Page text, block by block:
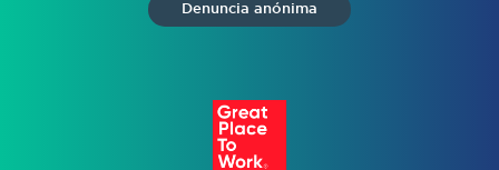
Denuncia anónima